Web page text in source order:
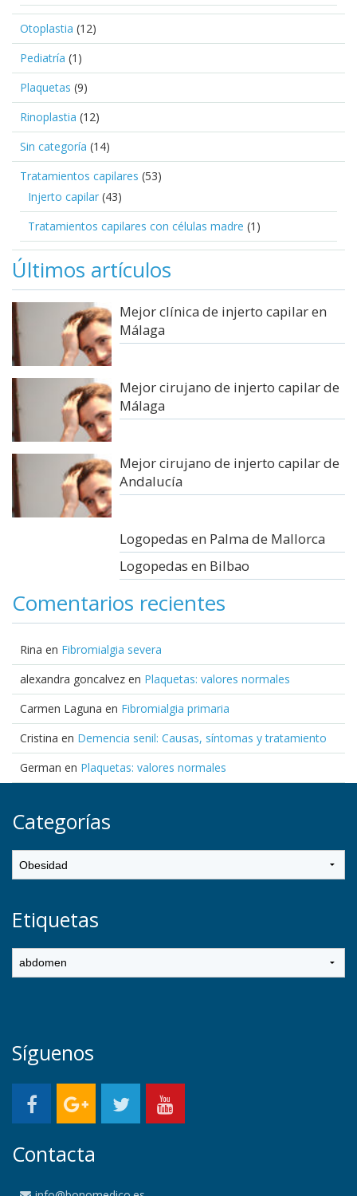
Otoplastia (12)
Pediatría (1)
Plaquetas (9)
Rinoplastia (12)
Sin categoría (14)
Tratamientos capilares (53)
Injerto capilar (43)
Tratamientos capilares con células madre (1)
Últimos artículos
Mejor clínica de injerto capilar en
Málaga
Mejor cirujano de injerto capilar de
Málaga
Mejor cirujano de injerto capilar de
Andalucía
Logopedas en Palma de Mallorca
Logopedas en Bilbao
Comentarios recientes
Rina en Fibromialgia severa
alexandra goncalvez en Plaquetas: valores normales
Carmen Laguna en Fibromialgia primaria
Cristina en Demencia senil: Causas, síntomas y tratamiento
German en Plaquetas: valores normales
Categorías
Etiquetas
Síguenos
Contacta